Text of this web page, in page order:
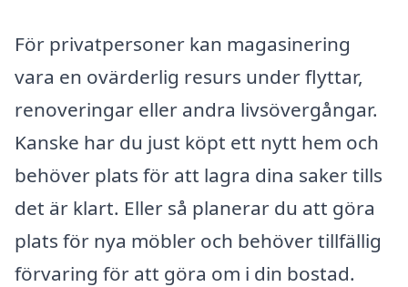
För privatpersoner kan magasinering
vara en ovärderlig resurs under flyttar,
renoveringar eller andra livsövergångar.
Kanske har du just köpt ett nytt hem och
behöver plats för att lagra dina saker tills
det är klart. Eller så planerar du att göra
plats för nya möbler och behöver tillfällig
förvaring för att göra om i din bostad.